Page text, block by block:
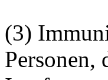
(3)
Personen,